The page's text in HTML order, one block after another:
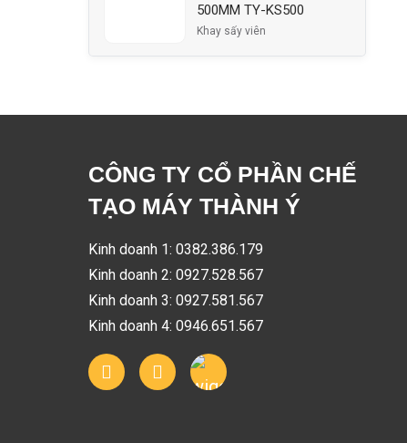
500MM TY-KS500
Khay sấy viên
CÔNG TY CỔ PHẦN CHẾ
TẠO MÁY THÀNH Ý
Kinh doanh 1: 0382.386.179
Kinh doanh 2: 0927.528.567
Kinh doanh 3: 0927.581.567
Kinh doanh 4: 0946.651.567